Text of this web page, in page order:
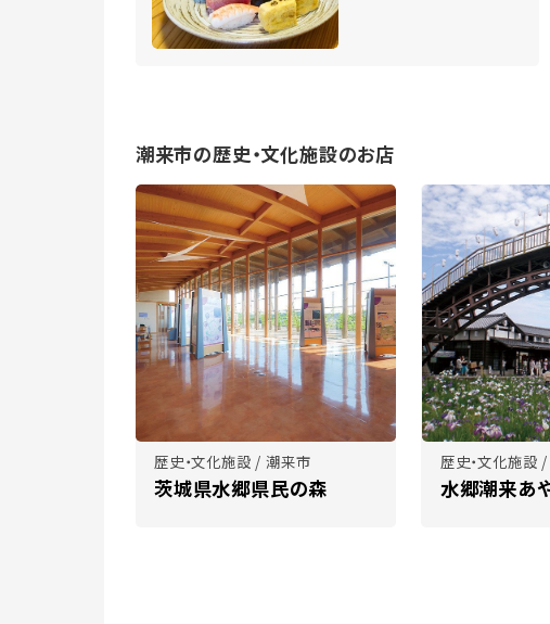
潮来市の歴史・文化施設のお店
歴史・文化施設 / 潮来市
茨城県水郷県民の森
歴史・文化施設
水郷潮来あ